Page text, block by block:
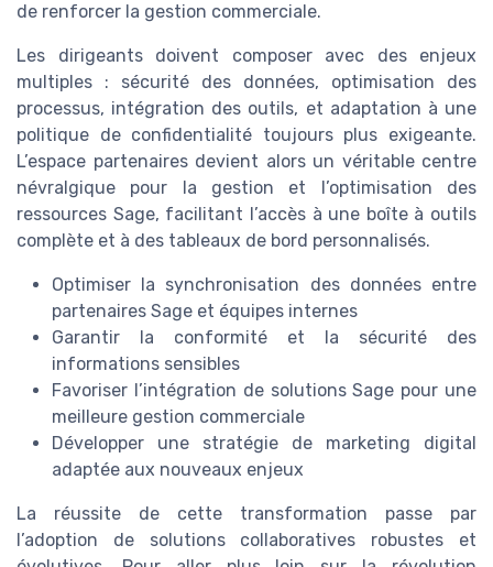
de renforcer la gestion commerciale.
Les dirigeants doivent composer avec des enjeux
multiples : sécurité des données, optimisation des
processus, intégration des outils, et adaptation à une
politique de confidentialité toujours plus exigeante.
L’espace partenaires devient alors un véritable centre
névralgique pour la gestion et l’optimisation des
ressources Sage, facilitant l’accès à une boîte à outils
complète et à des tableaux de bord personnalisés.
Optimiser la synchronisation des données entre
partenaires Sage et équipes internes
Garantir la conformité et la sécurité des
informations sensibles
Favoriser l’intégration de solutions Sage pour une
meilleure gestion commerciale
Développer une stratégie de marketing digital
adaptée aux nouveaux enjeux
La réussite de cette transformation passe par
l’adoption de solutions collaboratives robustes et